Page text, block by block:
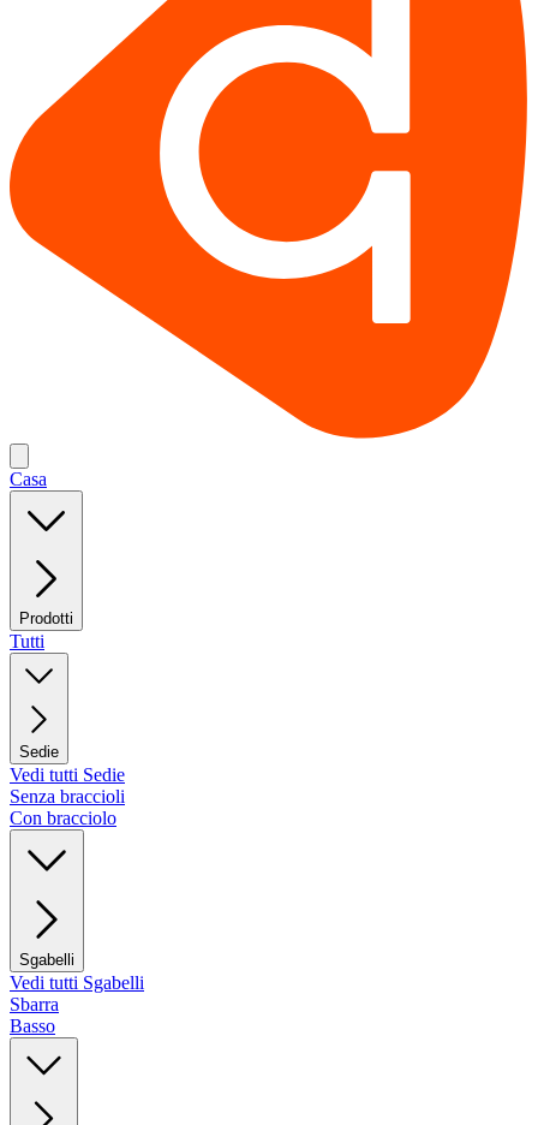
Casa
Prodotti
Tutti
Sedie
Vedi tutti Sedie
Senza braccioli
Con bracciolo
Sgabelli
Vedi tutti Sgabelli
Sbarra
Basso